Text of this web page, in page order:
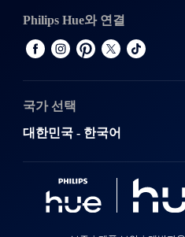
Philips Hue와 연결
국가 선택
대한민국 - 한국어